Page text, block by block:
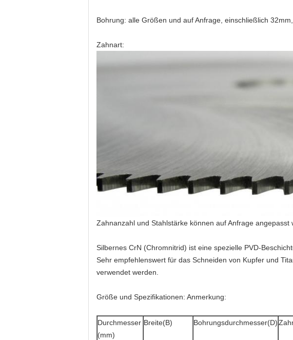
Bohrung: alle Größen und auf Anfrage, einschließlich
Zahnart:
Zahnanzahl und Stahlstärke können auf Anfrage
Silbernes CrN (Chromnitrid) ist eine spezielle PVD-
Sehr empfehlenswert für das Schneiden von Kupfer und
verwendet werden.
Größe und Spezifikationen: Anmerkung:
Durchmesser
(mm)
Breite(B) Bohrungsdurchmesser(D)